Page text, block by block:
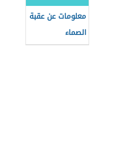
معلومات عن عقبة
الصماء